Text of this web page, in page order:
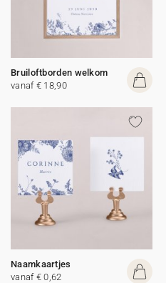
Bruiloftborden welkom
vanaf € 18,90
Naamkaartjes
vanaf € 0,62